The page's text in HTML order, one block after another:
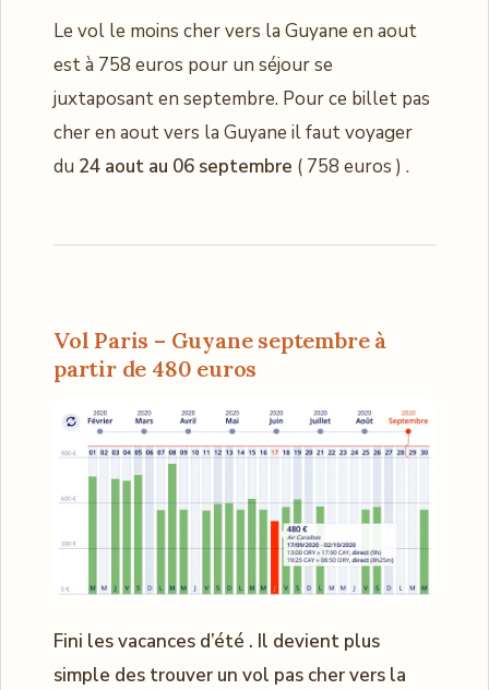
Le vol le moins cher vers la Guyane en aout
est à 758 euros pour un séjour se
juxtaposant en septembre. Pour ce billet pas
cher en aout vers la Guyane il faut voyager
du 24 aout au 06 septembre ( 758 euros ) .
Vol Paris – Guyane septembre à
partir de 480 euros
Fini les vacances d’été . Il devient plus
simple des trouver un vol pas cher vers la